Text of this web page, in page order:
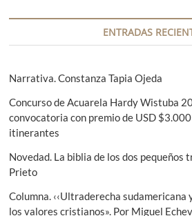
c
n
d
e
n
t
r
o
:
g
i
n
t
e
:
ENTRADAS
Narrativa. Constanza Tapia Ojeda
Concurso de Acuarela Hardy Wistuba
convocatoria con premio de USD
itinerantes
Novedad. La biblia de los dos
Prieto
Columna. ‹‹Ultraderecha
los valores cristianos». Por Miguel